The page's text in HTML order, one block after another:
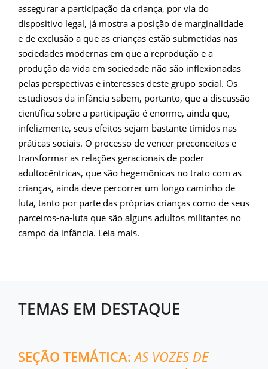
assegurar a participação da criança, por via do
dispositivo legal, já mostra a posição de marginalidade
e de exclusão a que as crianças estão submetidas nas
sociedades modernas em que a reprodução e a
produção da vida em sociedade não são inflexionadas
pelas perspectivas e interesses deste grupo social. Os
estudiosos da infância sabem, portanto, que a discussão
científica sobre a participação é enorme, ainda que,
infelizmente, seus efeitos sejam bastante tímidos nas
práticas sociais. O processo de vencer preconceitos e
transformar as relações geracionais de poder
adultocêntricas, que são hegemônicas no trato com as
crianças, ainda deve percorrer um longo caminho de
luta, tanto por parte das próprias crianças como de seus
parceiros-na-luta que são alguns adultos militantes no
campo da infância. Leia mais.
TEMAS EM DESTAQUE
SEÇÃO TEMÁTICA:AS VOZES DE